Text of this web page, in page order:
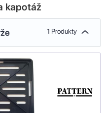
kapotáž
1 Produkty